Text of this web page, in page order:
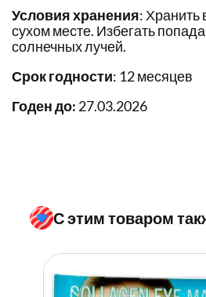
Условия хранения: Хранить
сухом месте. Избегать
солнечных лучей.
Срок годности: 12 месяцев
Годен до: 27.03.2026
С этим товаром